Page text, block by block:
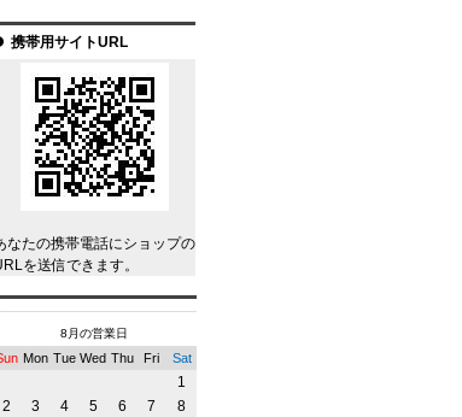
携帯用サイトURL
なたの携帯電話にショップの
を送信できます。
8月の営業日
Mon Tue Wed Thu Fri Sat
1
2
3 4 5 6 7
8